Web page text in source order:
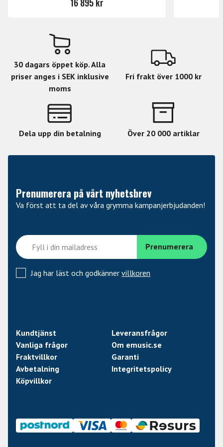
30 dagars öppet köp. Alla
priser anges i SEK inklusive
moms
Fri frakt över 1000 kr
Dela upp din betalning Över 20 000 artiklar
Prenumerera på vårt nyhetsbrev
Va först att ta del av våra grymma kampanjerbjudanden!
Jag har läst och godkänner villkoren
Kundtjänst
Leveransfrågor
Vanliga frågor
Om emusic.se
Fraktvillkor
Garanti
Avbetalning
Integritetspolicy
Köpvillkor